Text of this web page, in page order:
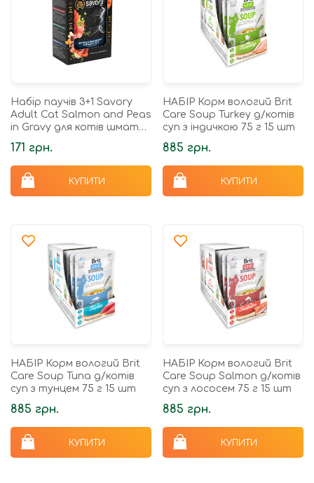
Набір паучів 3+1 Savory
Adult Cat Salmon and Peas
in Gravy для котів шматки
в соусі з лососем та
горохом 4х85 г
171 грн.
КУПИТИ
НАБІР Корм вологий Brit
Care Soup Turkey д/котів
суп з індичкою 75 г 15 шт
885 грн.
КУПИТИ
НАБІР Корм вологий Brit
Care Soup Tuna д/котів
суп з тунцем 75 г 15 шт
885 грн.
КУПИТИ
НАБІР Корм вологий Brit
Care Soup Salmon д/котів
суп з лососем 75 г 15 шт
885 грн.
КУПИТИ